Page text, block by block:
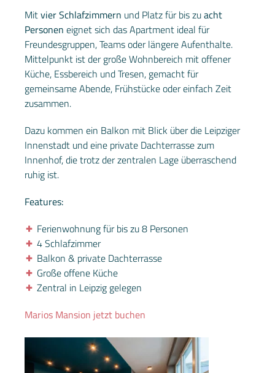
Mitvier Schlafzimmern und Platz für bis zuacht
Personen eignet sich das Apartment ideal für
Freundesgruppen, Teams oder längere Aufenthalte.
Mittelpunkt ist der große Wohnbereich mit offener
Küche, Essbereich und Tresen, gemacht für
gemeinsame Abende, Frühstücke oder einfach Zeit
zusammen.
Dazu kommen ein Balkon mit Blick über die Leipziger
Innenstadt und eine private Dachterrasse zum
Innenhof, die trotz der zentralen Lage überraschend
ruhig ist.
Features:
Ferienwohnung für bis zu 8 Personen
4 Schlafzimmer
Balkon & private Dachterrasse
Große offene Küche
Zentral in Leipzig gelegen
Marios Mansion jetzt buchen